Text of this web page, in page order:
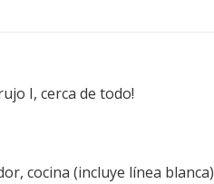
I, cerca de todo!
cocina (incluye línea blanca)